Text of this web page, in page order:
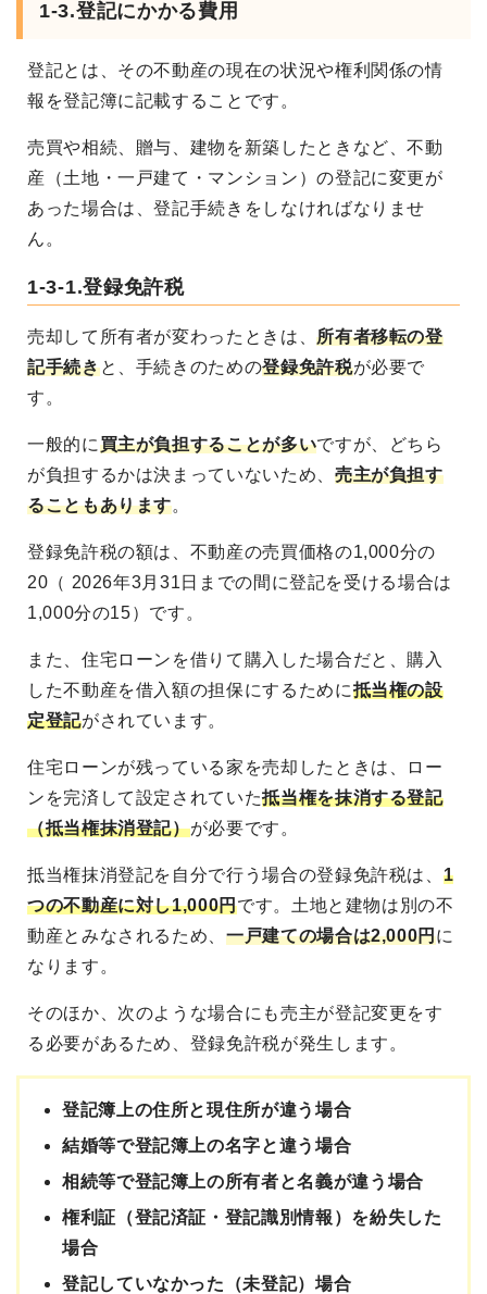
1-3.登記にかかる費用
登記とは、その不動産の現在の状況や権利関係の情
報を登記簿に記載することです。
売買や相続、贈与、建物を新築したときなど、不動
産（土地・一戸建て・マンション）の登記に変更が
あった場合は、登記手続きをしなければなりませ
ん。
1-3-1.登録免許税
売却して所有者が変わったときは、所有者移転の登
記手続きと、手続きのための登録免許税が必要で
す。
一般的に買主が負担することが多いですが、どちら
が負担するかは決まっていないため、 売主が負担す
ることもあります。
登録免許税の額は、不動産の売買価格の1,000分の
20（ 2026年3月31日までの間に登記を受ける場合は
1,000分の15）です。
また、住宅ローンを借りて購入した場合だと、購入
した不動産を借入額の担保にするために抵当権の設
定登記がされています。
住宅ローンが残っている家を売却したときは、ロー
ンを完済して設定されていた抵当権を抹消する登記
（抵当権抹消登記）が必要です。
抵当権抹消登記を自分で行う場合の登録免許税は、 1
つの不動産に対し1,000円です。土地と建物は別の不
動産とみなされるため、一戸建ての場合は2,000円に
なります。
そのほか、次のような場合にも売主が登記変更をす
る必要があるため、登録免許税が発生します。
登記簿上の住所と現住所が違う場合
結婚等で登記簿上の名字と違う場合
相続等で登記簿上の所有者と名義が違う場合
権利証（登記済証・登記識別情報）を紛失した
場合
登記していなかった（未登記）場合